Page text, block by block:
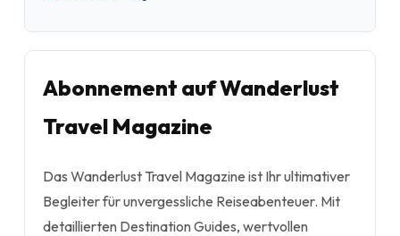
Abonnement auf Wanderlust
Travel Magazine
Das Wanderlust Travel Magazine ist Ihr ultimativer
Begleiter für unvergessliche Reiseabenteuer. Mit
detaillierten Destination Guides, wertvollen